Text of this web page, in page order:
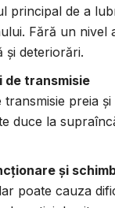
principal de a
Fără un
și deteriorări.
de transmisie
preia
duce la
și
poate cauza